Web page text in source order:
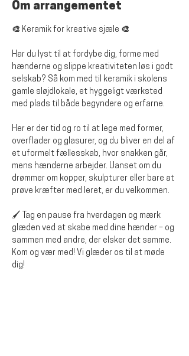
Om arrangementet
🎨 Keramik for kreative sjæle 🎨
Har du lyst til at fordybe dig, forme med
hænderne og slippe kreativiteten løs i godt
selskab? Så kom med til keramik i skolens
gamle sløjdlokale, et hyggeligt værksted
med plads til både begyndere og erfarne.
Her er der tid og ro til at lege med former,
overflader og glasurer, og du bliver en del af
et uformelt fællesskab, hvor snakken går,
mens hænderne arbejder. Uanset om du
drømmer om kopper, skulpturer eller bare at
prøve kræfter med leret, er du velkommen.
🖌️ Tag en pause fra hverdagen og mærk
glæden ved at skabe med dine hænder – og
sammen med andre, der elsker det samme.
Kom og vær med! Vi glæder os til at møde
dig!